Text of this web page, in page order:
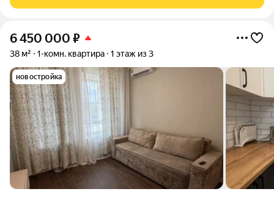
6 450 000 ₽
38 м² 1-комн. квартира 1 этаж из 3
новостройка